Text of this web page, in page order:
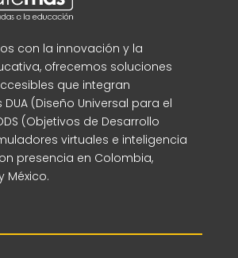
con la innovación y la
ofrecemos soluciones
que integran
(Diseño Universal para el
(Objetivos de Desarrollo
virtuales e inteligencia
presencia en Colombia,
México.